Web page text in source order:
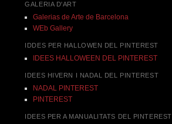
GALERIA D'ART
Galerias de Arte de Barcelona
WEb Gallery
IDDES PER HALLOWEN DEL PINTEREST
IDEES HALLOWEEN DEL PINTEREST
IDEES HIVERN I NADAL DEL PINTEREST
NADAL PINTEREST
PINTEREST
IDEES PER A MANUALITATS DEL PINTEREST